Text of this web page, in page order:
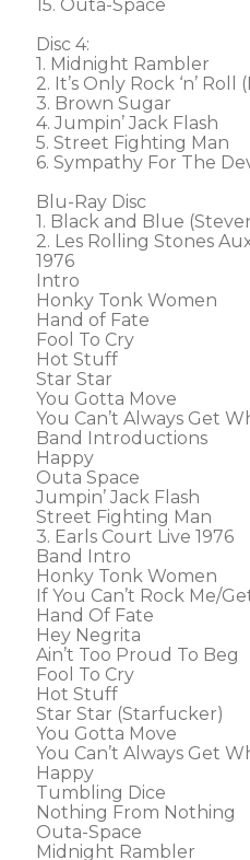
15. Outa-Space
Disc 4:
1. Midnight Rambler
2. It’s Only Rock ‘n’
3. Brown Sugar
4. Jumpin’ Jack Flash
5. Street Fighting Man
6. Sympathy For The
Blu-Ray Disc
1. Black and Blue
2. Les Rolling Stones
1976
Intro
Honky Tonk Women
Hand of Fate
Fool To Cry
Hot Stuff
Star Star
You Gotta Move
You Can’t Always Get
Band Introductions
Happy
Outa Space
Jumpin’ Jack Flash
Street Fighting Man
3. Earls Court Live 1976
Band Intro
Honky Tonk Women
If You Can’t Rock Me/
Hand Of Fate
Hey Negrita
Ain’t Too Proud To Beg
Fool To Cry
Hot Stuff
Star Star (Starfucker)
You Gotta Move
You Can’t Always Get
Happy
Tumbling Dice
Nothing From Nothing
Outa-Space
Midnight Rambler